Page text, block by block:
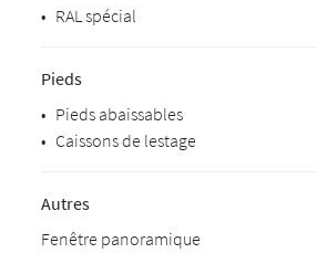
• RAL spécial
Pieds
• Pieds abaissables
• Caissons de lestage
Autres
Fenêtre panoramique